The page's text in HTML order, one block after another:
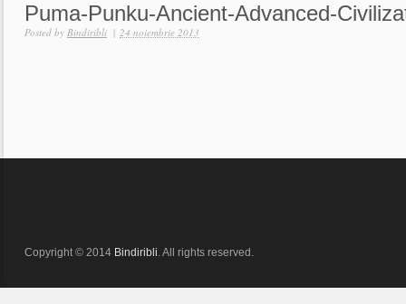
Puma-Punku-Ancient-Advanced-
Posted by Bindiribli | 24 noiembrie 2013
Copyright © 2014 Bindiribli. All rights reserved.